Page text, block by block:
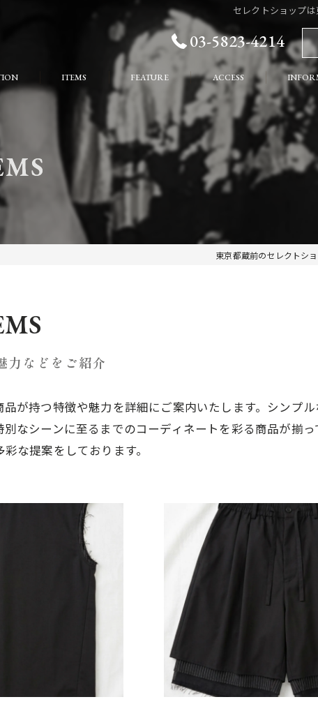
セレクトショップ
03-5823-4214
ITEMS FEATURE
おしゃれ
個性的
モード
ACCESS
東京都蔵前のセレクトシ
力などをご紹介
が持つ特徴や魅力を詳細にご案内いたします。シンプ
なシーンに至るまでのコーディネートを彩る商品が揃っ
な提案をしております。